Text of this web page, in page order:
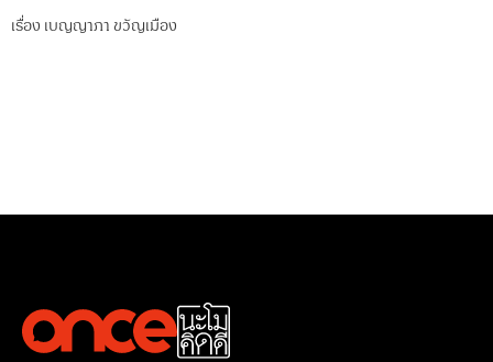
เรื่อง เบญญาภา ขวัญเมือง